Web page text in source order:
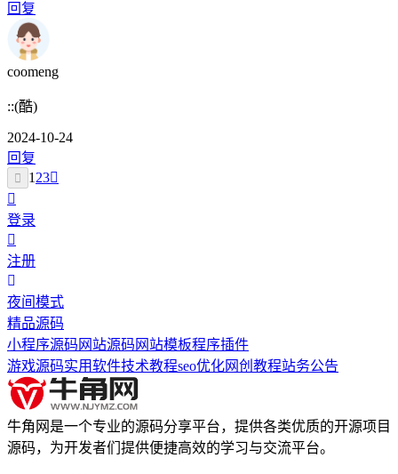
回复
coomeng
::(酷)
2024-10-24
回复
1 23
登录
注册
夜间模式
精品源码
小程序源码 网站源码 网站模板程序插件
游戏源码实用软件技术教程seo优化网创教程站务公告
牛角网是一个专业的源码分享平台，提供各类优质的开源项目
源码，为开发者们提供便捷高效的学习与交流平台。